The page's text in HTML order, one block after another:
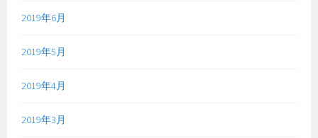
2019年6月
2019年5月
2019年4月
2019年3月